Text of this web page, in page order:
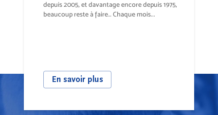
depuis 2005, et davantage encore depuis 1975,
beaucoup reste à faire… Chaque mois...
En savoir plus